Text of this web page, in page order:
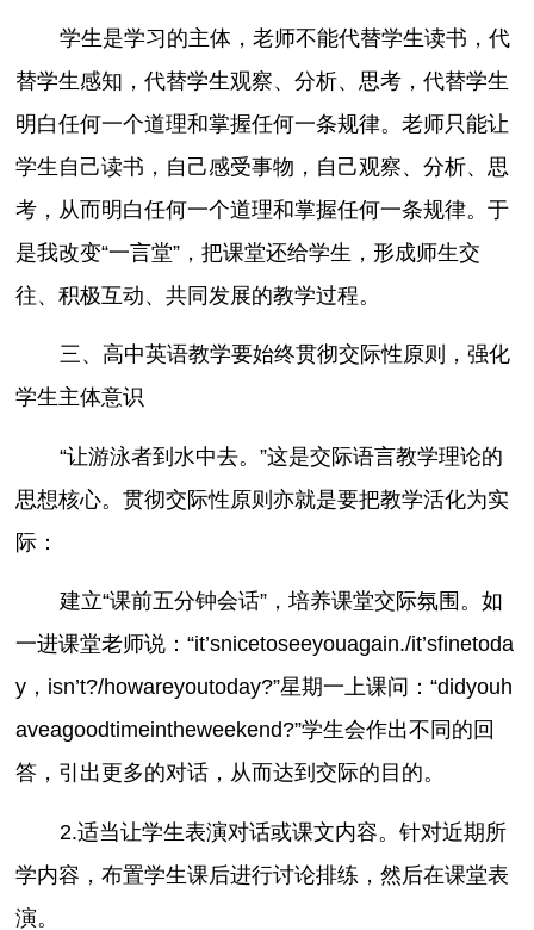
学生是学习的主体，老师不能代替学生读书，代
替学生感知，代替学生观察、分析、思考，代替学生
明白任何一个道理和掌握任何一条规律。老师只能让
学生自己读书，自己感受事物，自己观察、分析、思
考，从而明白任何一个道理和掌握任何一条规律。于
是我改变“一言堂”，把课堂还给学生，形成师生交
往、积极互动、共同发展的教学过程。
三、高中英语教学要始终贯彻交际性原则，强化
学生主体意识
“让游泳者到水中去。”这是交际语言教学理论的
思想核心。贯彻交际性原则亦就是要把教学活化为实
际：
建立“课前五分钟会话”，培养课堂交际氛围。如
一进课堂老师说：“it’snicetoseeyouagain./it’sfinetoda
y，isn’t?/howareyoutoday?”星期一上课问：“didyouh
aveagoodtimeintheweekend?”学生会作出不同的回
答，引出更多的对话，从而达到交际的目的。
2.适当让学生表演对话或课文内容。针对近期所
学内容，布置学生课后进行讨论排练，然后在课堂表
演。